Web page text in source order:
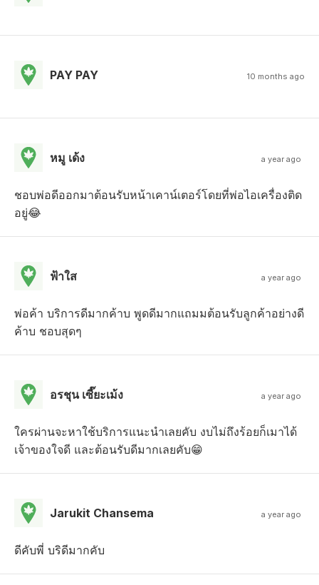
PAY PAY 10 months ago
หมู เด้ง a year ago
ชอบพ่อดีออกมาต้อนรับหน้าเคาน์เตอร์โดยที่พ่อไอเครื่องติด
อยู่😂
ฟ้าใส a year ago
พ่อค้า บริการดีมากค้าบ พูดดีมากแถมมต้อนรับลูกค้าอย่างดี
ค้าบ ชอบสุดๆ
อรชุน เซี๊ยะเม้ง a year ago
ใครผ่านจะหาใช้บริการแนะนำเลยคับ งบไม่ถึงร้อยก็เมาได้
เจ้าของใจดี และต้อนรับดีมากเลยคับ😁
Jarukit Chansema a year ago
ดีคับพี่ บริดีมากคับ